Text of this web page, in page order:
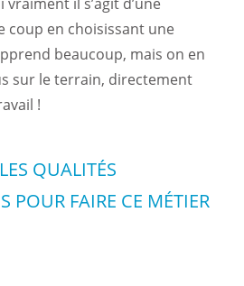
coup en choisissant une
beaucoup, mais on en
sur le terrain, directement
!
QUALITÉS
POUR FAIRE CE MÉTIER